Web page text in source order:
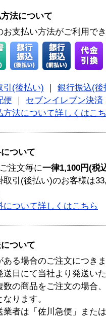
法について
お支払い方法がご利用で
引(後払い)
銀行振込(後
便
セブンイレブン決済
方法について詳しくはこ
ついて
注文毎に一律1,100円(税
引(後払い)のお客様は
について詳しくはこちら
ついて
ある場合のご注文につき
送日にて当社より発送い
数の商品をご注文の場合
ります。
者は「佐川急便」また